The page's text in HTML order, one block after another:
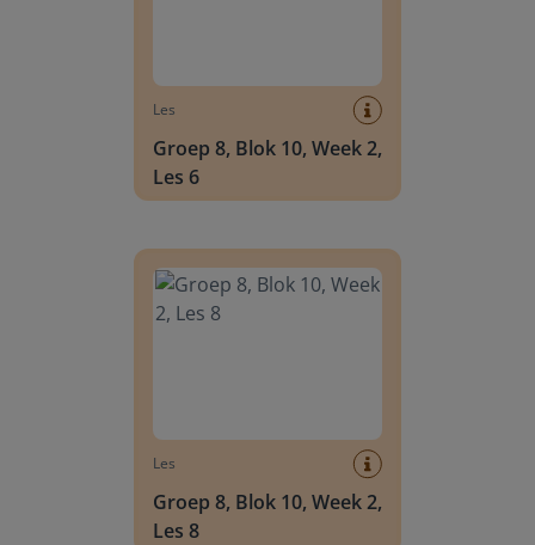
Les
Groep 8, Blok 10, Week 2,
Les 6
Les
Groep 8, Blok 10, Week 2,
Les 8